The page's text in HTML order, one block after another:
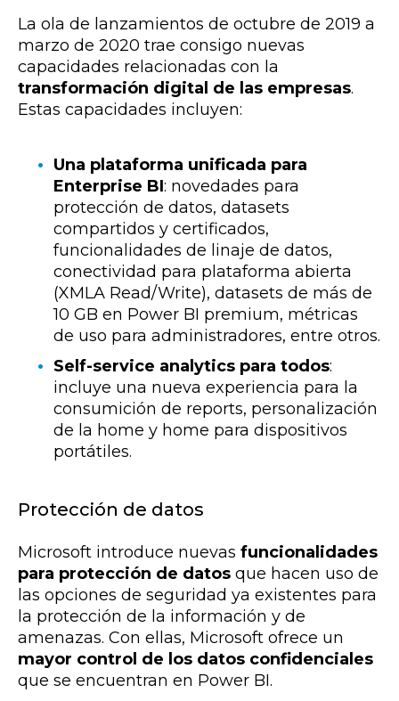
La ola de lanzamientos de octubre de 2019 a
marzo de 2020 trae consigo nuevas
capacidades relacionadas con la
transformación digital de las empresas.
Estas capacidades incluyen:
Una plataforma unificada para
Enterprise BI: novedades para
protección de datos, datasets
compartidos y certificados,
funcionalidades de linaje de datos,
conectividad para plataforma abierta
(XMLA Read/Write), datasets de más de
10 GB en Power BI premium, métricas
de uso para administradores, entre otros.
Self-service analytics para todos:
incluye una nueva experiencia para la
consumición de reports, personalización
de la home y home para dispositivos
portátiles.
Protección de datos
Microsoft introduce nuevas funcionalidades
para protección de datos que hacen uso de
las opciones de seguridad ya existentes para
la protección de la información y de
amenazas. Con ellas, Microsoft ofrece un
mayor control de los datos confidenciales
que se encuentran en Power BI.